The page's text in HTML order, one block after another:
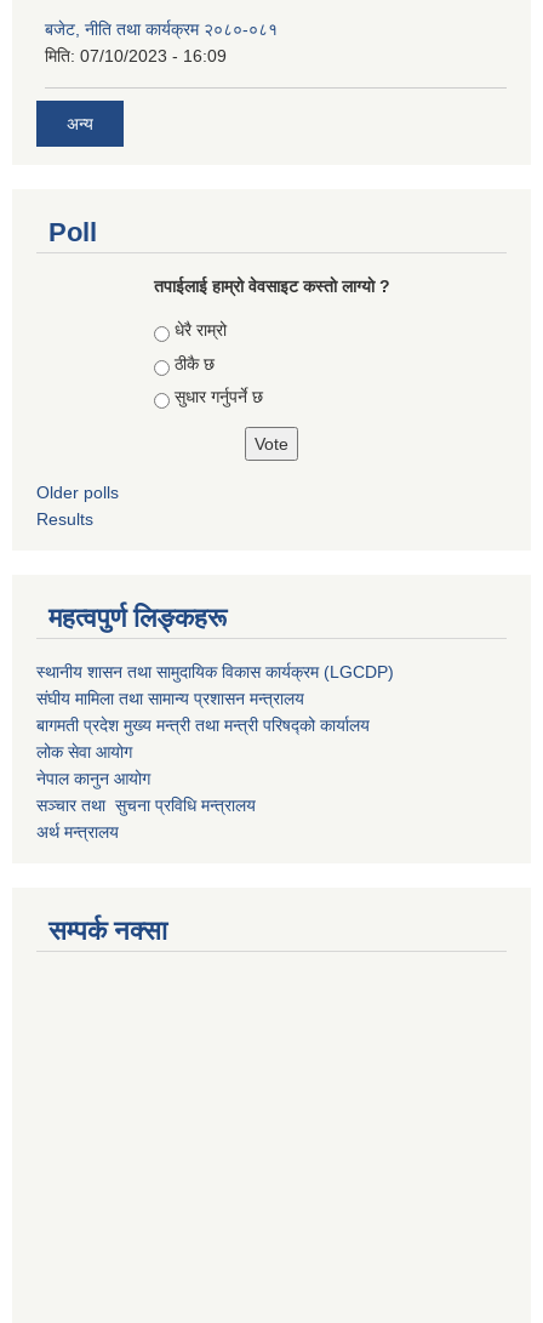
बजेट, नीति तथा कार्यक्रम २०८०-०८१
मिति: 07/10/2023 - 16:09
अन्य
Poll
तपाईलाई हाम्रो वेवसाइट कस्ताे लाग्याे ?
Choices
धेरै राम्रो
ठीकै छ
सुधार गर्नुपर्ने छ
Older polls
Results
महत्वपुर्ण लिङ्कहरू
स्थानीय शासन तथा सामुदायिक विकास कार्यक्रम (LGCDP)
संघीय मामिला तथा सामान्य प्रशासन मन्त्रालय
बागमती प्रदेश मुख्य मन्त्री तथा मन्त्री परिषद्को कार्यालय
लोक सेवा आयोग
नेपाल कानुन आयोग
सञ्चार तथा सुचना प्रविधि मन्त्रालय
अर्थ मन्त्रालय
सम्पर्क नक्सा